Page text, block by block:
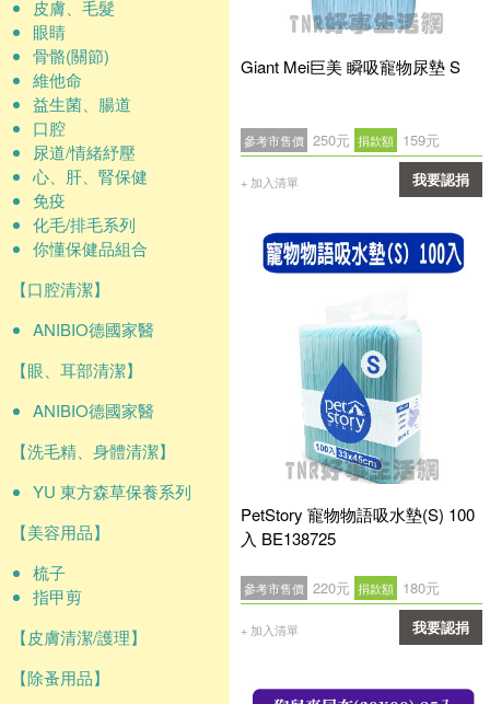
皮膚、毛髮
眼睛
骨骼(關節)
維他命
益生菌、腸道
口腔
尿道/情緒紓壓
心、肝、腎保健
免疫
化毛/排毛系列
你懂保健品組合
【口腔清潔】
ANIBIO德國家醫
【眼、耳部清潔】
ANIBIO德國家醫
【洗毛精、身體清潔】
YU 東方森草保養系列
【美容用品】
梳子
指甲剪
【皮膚清潔/護理】
【除蚤用品】
Giant Mei巨美 瞬吸寵物尿墊 S
參考市售價 250元 捐款額 159元
+ 加入清單 我要認捐
PetStory 寵物物語吸水墊(S) 100
入 BE138725
參考市售價 220元 捐款額 180元
+ 加入清單 我要認捐